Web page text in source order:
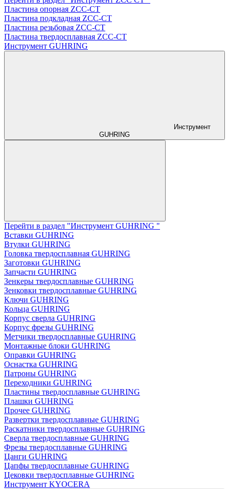
Пластина опорная ZCC-CT
Пластина подкладная ZCC-CT
Пластина резьбовая ZCC-CT
Пластина твердосплавная ZCC-CT
Инструмент GUHRING
Инструмент
GUHRING
Перейти в раздел "Инструмент GUHRING "
Вставки GUHRING
Втулки GUHRING
Головка твердосплавная GUHRING
Заготовки GUHRING
Запчасти GUHRING
Зенкеры твердосплавные GUHRING
Зенковки твердосплавные GUHRING
Ключи GUHRING
Кольца GUHRING
Корпус сверла GUHRING
Корпус фрезы GUHRING
Метчики твердосплавные GUHRING
Монтажные блоки GUHRING
Оправки GUHRING
Оснастка GUHRING
Патроны GUHRING
Переходники GUHRING
Пластины твердосплавные GUHRING
Плашки GUHRING
Прочее GUHRING
Развертки твердосплавные GUHRING
Раскатники твердосплавные GUHRING
Сверла твердосплавные GUHRING
Фрезы твердосплавные GUHRING
Цанги GUHRING
Цапфы твердосплавные GUHRING
Цековки твердосплавные GUHRING
Инструмент KYOCERA